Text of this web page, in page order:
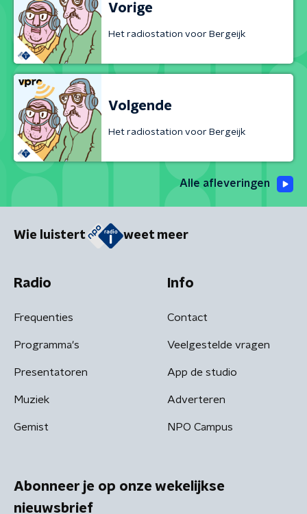
Vorige
Het radiostation voor Bergeijk
Volgende
Het radiostation voor Bergeijk
Alle afleveringen
Wie luistert weet meer
Radio
Frequenties
Programma's
Presentatoren
Muziek
Gemist
Info
Contact
Veelgestelde vragen
App de studio
Adverteren
NPO Campus
Abonneer je op onze wekelijkse
nieuwsbrief